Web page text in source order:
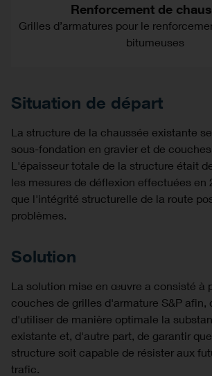
Renforcement de
Grilles d’armatures pour le
bitumeuses
Situation de départ
La structure de la chaussée existante
sous-fondation en gravier et de
L'épaisseur totale de la structure était
les mesures de déflexion effectuées en
que l'intégrité structurelle de la route
problèmes.
Solution
La solution mise en œuvre a consisté à
couches de grilles d'armature S&P afin,
d'utiliser de manière optimale la
existante et, d'autre part, de garantir
structure soit capable de résister aux
trafic.